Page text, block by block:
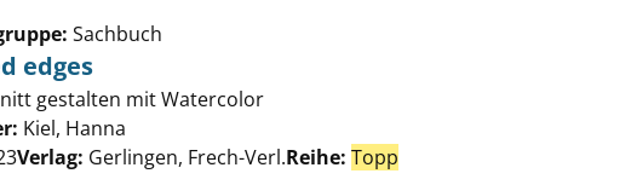
von Painted edges anzeigen
Sachbuch
edges
gestalten mit Watercolor
Kiel, Hanna
Verlag: Gerlingen, Frech-Verl.Reihe: Topp